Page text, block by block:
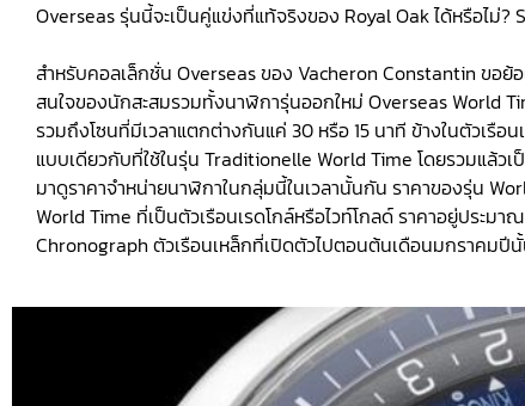
Overseas รุ่นนี้จะเป็นคู่แข่งที่แท้จริงของ Royal Oak ได้หรือไม่
สำหรับคอลเล็กชั่น Overseas ของ Vacheron Constantin ขอ
สนใจของนักสะสมรวมทั้งนาฬิการุ่นออกใหม่ Overseas World
รวมถึงโซนที่มีเวลาแตกต่างกันแค่ 30 หรือ 15 นาที ข้างในตัวเรื
แบบเดียวกับที่ใช้ในรุ่น Traditionelle World Time โดยรวมแล้ว
มาดูราคาจำหน่ายนาฬิกาในกลุ่มนี้ในเวลานั้นกัน ราคาของรุ่น
World Time ที่เป็นตัวเรือนเรดโกล์หรือไวท์โกลด์ ราคาอยู่ประ
Chronograph ตัวเรือนเหล็กที่เปิดตัวไปตอนต้นเดือนมกราคมปี